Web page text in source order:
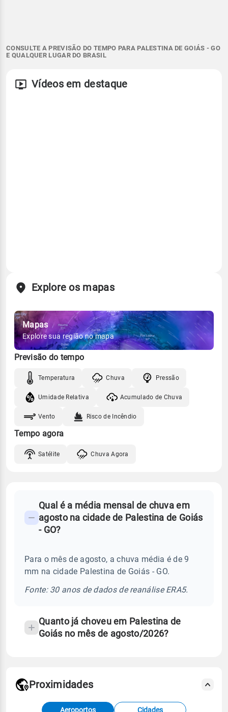
CONSULTE A PREVISÃO DO TEMPO PARA PALESTINA DE GOIÁS - GO
E QUALQUER LUGAR DO BRASIL
Vídeos em destaque
Explore os mapas
Mapas
Explore sua região no mapa
Previsão do tempo
Temperatura Chuva Pressão
Umidade Relativa Acumulado de Chuva
Vento Risco de Incêndio
Tempo agora
Satélite Chuva Agora
Perguntas
frequentes
chuva
temperatura
Qual é a média mensal de chuva em
agosto na cidade de Palestina de Goiás
- GO?
Para o mês de agosto, a chuva média é de 9
mm na cidade Palestina de Goiás - GO.
Fonte: 30 anos de dados de reanálise ERA5.
Quanto já choveu em Palestina de
Goiás no mês de agosto/2026?
Fonte: dados combinados de estações
Proximidades
Aeroportos Cidades